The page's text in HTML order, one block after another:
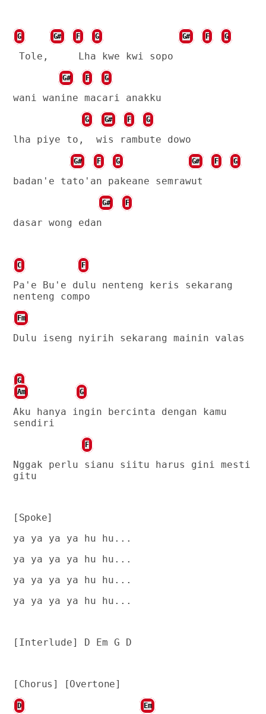
G G# F G G# F G
Tole, Lha kwe kwi sopo
G# F G
wani wanine macari anakku
G G# F G
lha piye to, wis rambute dowo
G# F G G# F G
badan'e tato'an pakeane semrawut
G# F
dasar wong edan
C F
Pa'e Bu'e dulu nenteng keris sekarang
nenteng compo
Fm
Dulu iseng nyirih sekarang mainin valas
G
Am
G
Aku hanya ingin bercinta dengan kamu
sendiri
F
Nggak perlu sianu siitu harus gini mesti
gitu
[Spoke]
ya ya ya ya hu hu...
ya ya ya ya hu hu...
ya ya ya ya hu hu...
ya ya ya ya hu hu...
[Interlude] D Em G D
[Chorus] [Overtone]
D Em